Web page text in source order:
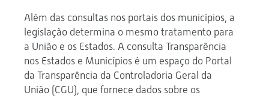
Além das consultas nos portais dos municípios, a
legislação determina o mesmo tratamento para
a União e os Estados. A consulta Transparência
nos Estados e Municípios é um espaço do Portal
da Transparência da Controladoria Geral da
União (CGU), que fornece dados sobre os